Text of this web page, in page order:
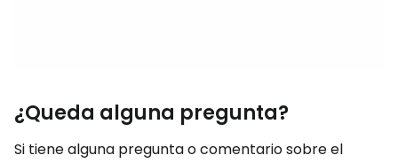
¿Queda alguna pregunta?
Si tiene alguna pregunta o comentario sobre el